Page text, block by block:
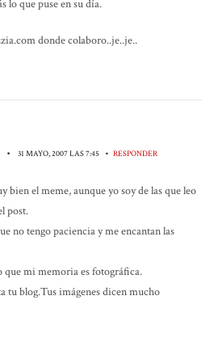
lo que puse en su día.
donde colaboro..je..je..
• 31 MAYO, 2007 LAS 7:45 • RESPONDER
bien el meme, aunque yo soy de las que leo
post.
no tengo paciencia y me encantan las
que mi memoria es fotográfica.
tu blog.Tus imágenes dicen mucho